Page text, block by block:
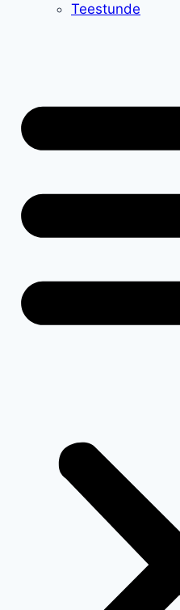
Teestunde